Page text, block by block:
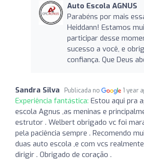
Auto Escola AGNUS
Parabéns por mais
Heiddann! Estamos
participar desse
sucesso a você, e
confiança. Que Deus
Sandra Silva Publicada no 1 year
Experiência fantástica: Estou aqui pra
escola Agnus ,as meninas e
estrutor . Welbert obrigado vc foi
pela paciência sempre . Recomendo
duas auto escola ,e com vcs
dirigir . Obrigado de coração .